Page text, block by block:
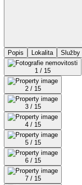
Popis
Lokalita Služby
1 / 15
2 / 15
3 / 15
4 / 15
5 / 15
6 / 15
7 / 15